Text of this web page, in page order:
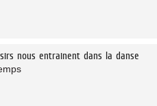
nous entrainent dans la danse